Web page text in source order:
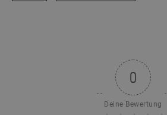
0
Deine Bewertung